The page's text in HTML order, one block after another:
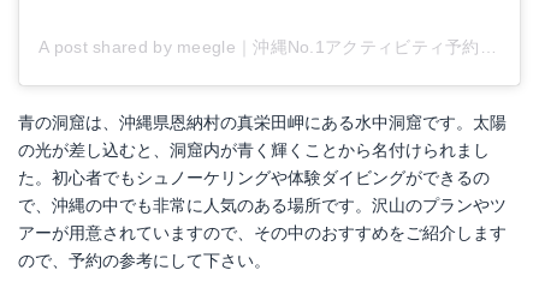
A post shared by meegle｜沖縄No.1アクティビティ予約サイト (@okinawameegle)
青の洞窟は、沖縄県恩納村の真栄田岬にある水中洞窟です。太陽
の光が差し込むと、洞窟内が青く輝くことから名付けられまし
た。初心者でもシュノーケリングや体験ダイビングができるの
で、沖縄の中でも非常に人気のある場所です。沢山のプランやツ
アーが用意されていますので、その中のおすすめをご紹介します
ので、予約の参考にして下さい。